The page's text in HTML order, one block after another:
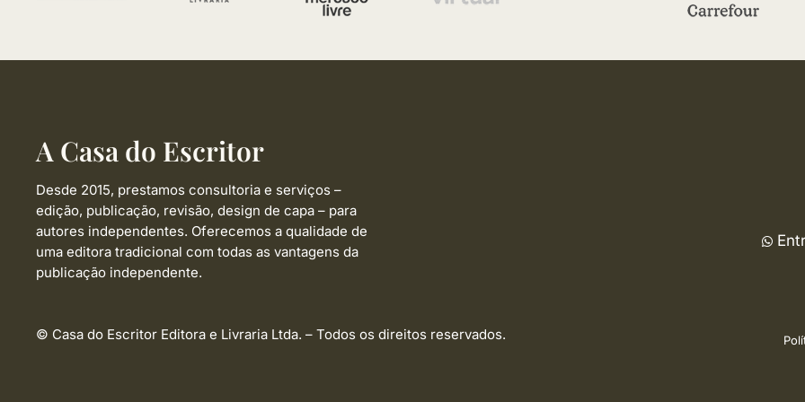
A Casa do Escritor
Desde 2015, prestamos consultoria e serviços –
edição, publicação, revisão, design de capa – para
autores independentes. Oferecemos a qualidade de
uma editora tradicional com todas as vantagens da
publicação independente.
© Casa do Escritor Editora e Livraria Ltda. – Todos os direitos reservados.